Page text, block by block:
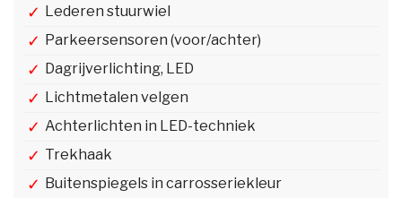
Lederen stuurwiel
Parkeersensoren (voor/achter)
Dagrijverlichting, LED
Lichtmetalen velgen
Achterlichten in LED-techniek
Trekhaak
Buitenspiegels in carrosseriekleur